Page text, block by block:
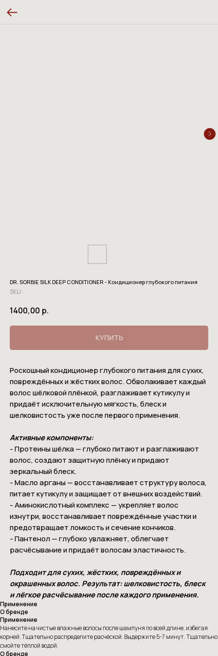
DR. SORBIE SILK DEEP CONDITIONER - Кондиционер глубокого питания
SKU:
1400,00 р.
КУПИТЬ
Роскошный кондиционер глубокого питания для сухих,
повреждённых и жёстких волос. Обволакивает каждый
волос шёлковой плёнкой, разглаживает кутикулу и
придаёт исключительную мягкость, блеск и
шелковистость уже после первого применения.
Активные компоненты:
- Протеины шёлка — глубоко питают и разглаживают
волос, создают защитную плёнку и придают
зеркальный блеск.
- Масло арганы — восстанавливает структуру волоса,
питает кутикулу и защищает от внешних воздействий.
- Аминокислотный комплекс — укрепляет волос
изнутри, восстанавливает повреждённые участки и
предотвращает ломкость и сечение кончиков.
- Пантенол — глубоко увлажняет, облегчает
расчёсывание и придаёт волосам эластичность.
Подходит для сухих, жёстких, повреждённых и
окрашенных волос. Результат: шелковистость, блеск
и лёгкое расчёсывание после каждого применения.
Применение
О бренде
Применение
Нанесите на чистые влажные волосы после шампуня по всей длине, избегая
корней. Тщательно распределите расчёской. Выдержите 5-7 минут. Тщательно
смойте тёплой водой.
О бренде